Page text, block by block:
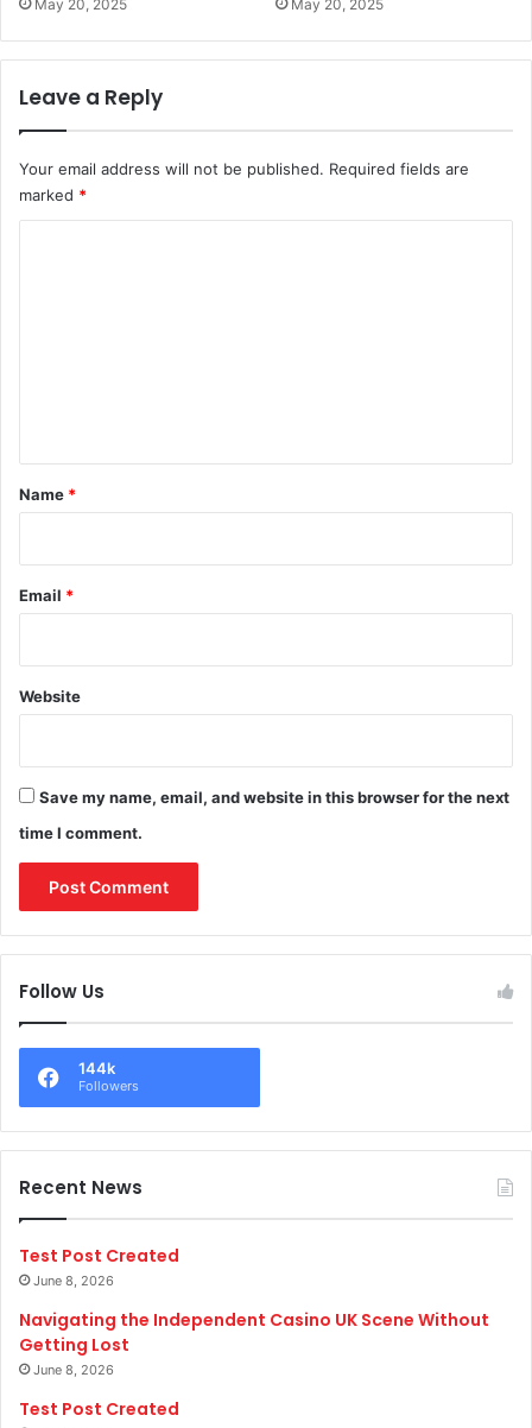
May 20, 2025 May 20, 2025
Leave a Reply
Your email address will not be published. Required fields are
marked *
*
Name *
Email *
Website
Save my name, email, and website in this browser for the next
time I comment.
Follow Us
144k
Followers
Recent News
Test Post Created
June 8, 2026
Navigating the Independent Casino UK Scene Without
Getting Lost
June 8, 2026
Test Post Created